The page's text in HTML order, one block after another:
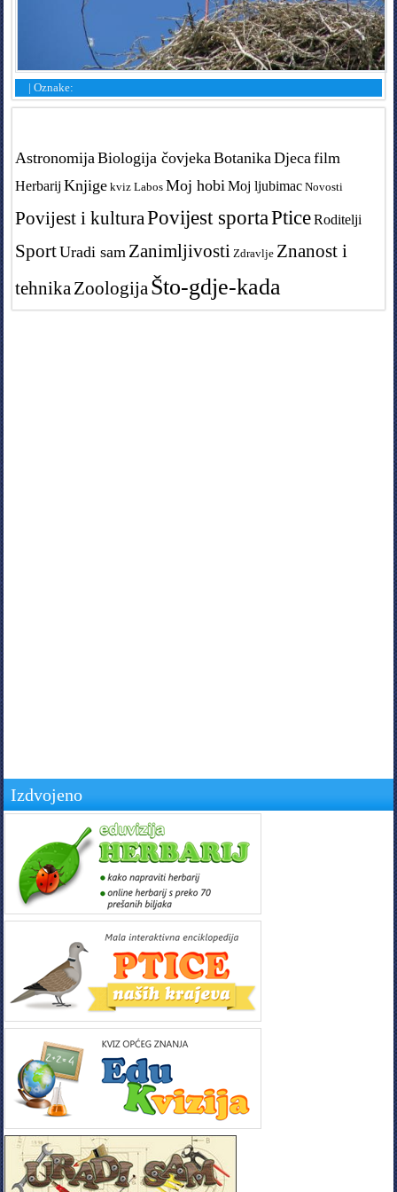
|Oznake:
AstronomijaBiologija čovjekaBotanikaDjecafilm
Herbarij Knjige kviz Labos Moj hobi Moj ljubimac Novosti
Povijest i kulturaPovijest sportaPtice Roditelji
SportUradi sam Zanimljivosti Zdravlje Znanost i
tehnika Zoologija Što-gdje-kada
Izdvojeno